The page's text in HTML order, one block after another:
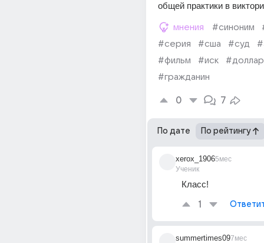
общей практики в
мнения #синоним
#серия
#сша #суд
#фильм
#иск
#доллар
#гражданин
0 7
По дате По рейтингу
xerox_1906
Ученик
5мес
Класс!
1
summertimes097мес